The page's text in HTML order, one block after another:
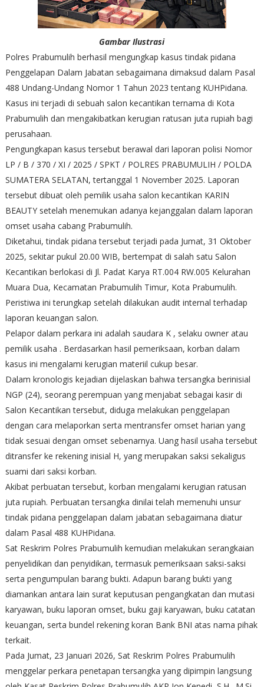
Gambar Ilustrasi
Polres Prabumulih berhasil mengungkap kasus tindak pidana
Penggelapan Dalam Jabatan sebagaimana dimaksud dalam Pasal
488 Undang-Undang Nomor 1 Tahun 2023 tentang KUHPidana.
Kasus ini terjadi di sebuah salon kecantikan ternama di Kota
Prabumulih dan mengakibatkan kerugian ratusan juta rupiah bagi
perusahaan.
Pengungkapan kasus tersebut berawal dari laporan polisi Nomor
LP / B / 370 / XI / 2025 / SPKT / POLRES PRABUMULIH / POLDA
SUMATERA SELATAN, tertanggal 1 November 2025. Laporan
tersebut dibuat oleh pemilik usaha salon kecantikan KARIN
BEAUTY setelah menemukan adanya kejanggalan dalam laporan
omset usaha cabang Prabumulih.
Diketahui, tindak pidana tersebut terjadi pada Jumat, 31 Oktober
2025, sekitar pukul 20.00 WIB, bertempat di salah satu Salon
Kecantikan berlokasi di Jl. Padat Karya RT.004 RW.005 Kelurahan
Muara Dua, Kecamatan Prabumulih Timur, Kota Prabumulih.
Peristiwa ini terungkap setelah dilakukan audit internal terhadap
laporan keuangan salon.
Pelapor dalam perkara ini adalah saudara K , selaku owner atau
pemilik usaha . Berdasarkan hasil pemeriksaan, korban dalam
kasus ini mengalami kerugian materiil cukup besar.
Dalam kronologis kejadian dijelaskan bahwa tersangka berinisial
NGP (24), seorang perempuan yang menjabat sebagai kasir di
Salon Kecantikan tersebut, diduga melakukan penggelapan
dengan cara melaporkan serta mentransfer omset harian yang
tidak sesuai dengan omset sebenarnya. Uang hasil usaha tersebut
ditransfer ke rekening inisial H, yang merupakan saksi sekaligus
suami dari saksi korban.
Akibat perbuatan tersebut, korban mengalami kerugian ratusan
juta rupiah. Perbuatan tersangka dinilai telah memenuhi unsur
tindak pidana penggelapan dalam jabatan sebagaimana diatur
dalam Pasal 488 KUHPidana.
Sat Reskrim Polres Prabumulih kemudian melakukan serangkaian
penyelidikan dan penyidikan, termasuk pemeriksaan saksi-saksi
serta pengumpulan barang bukti. Adapun barang bukti yang
diamankan antara lain surat keputusan pengangkatan dan mutasi
karyawan, buku laporan omset, buku gaji karyawan, buku catatan
keuangan, serta bundel rekening koran Bank BNI atas nama pihak
terkait.
Pada Jumat, 23 Januari 2026, Sat Reskrim Polres Prabumulih
menggelar perkara penetapan tersangka yang dipimpin langsung